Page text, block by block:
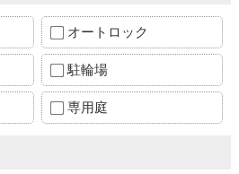
オートロック
駐輪場
専用庭